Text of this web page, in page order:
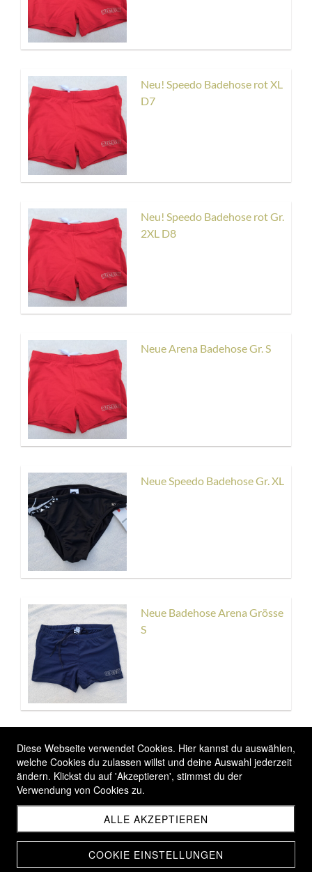
Neu! Speedo Badehose rot XL
D7
Neu! Speedo Badehose rot Gr.
2XL D8
Neue Arena Badehose Gr. S
Neue Speedo Badehose Gr. XL
Neue Badehose Arena Grösse
S
Neue arena Badehose Gr. M /
5
Diese Webseite verwendet Cookies. Hier kannst du auswählen,
welche Cookies du zulassen willst und deine Auswahl jederzeit
ändern. Klickst du auf 'Akzeptieren', stimmst du der
Verwendung von Cookies zu.
ALLE AKZEPTIEREN
COOKIE EINSTELLUNGEN